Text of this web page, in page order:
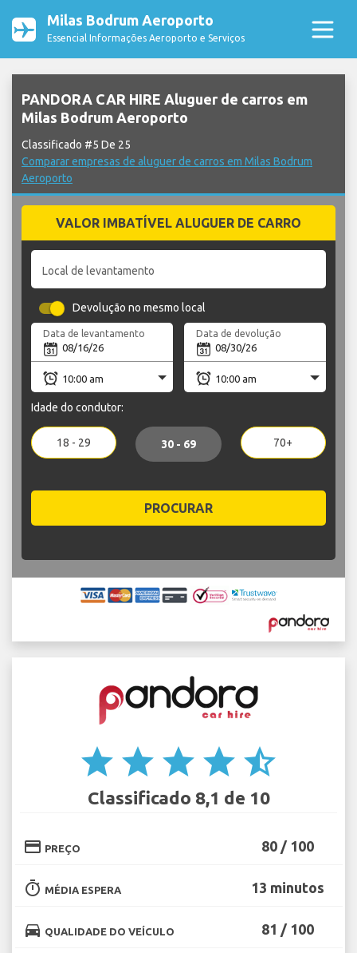
Milas Bodrum Aeroporto
Essencial Informações Aeroporto e Serviços
PANDORA CAR HIRE Aluguer de carros em
Milas Bodrum Aeroporto
Classificado #5 De 25
Comparar empresas de aluguer de carros em Milas Bodrum
Aeroporto
VALOR IMBATÍVEL ALUGUER DE CARRO
Local de levantamento
Devolução no mesmo local
Data de levantamento Data de devolução
Idade do condutor:
18 - 29 30 - 69 70+
PROCURAR
star star star star star_half
Classificado 8,1 de 10
credit_card PREÇO 80 / 100
timer MÉDIA ESPERA 13 minutos
directions_car QUALIDADE DO VEÍCULO 81 / 100